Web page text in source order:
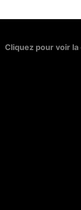
Cliquez pour voir la